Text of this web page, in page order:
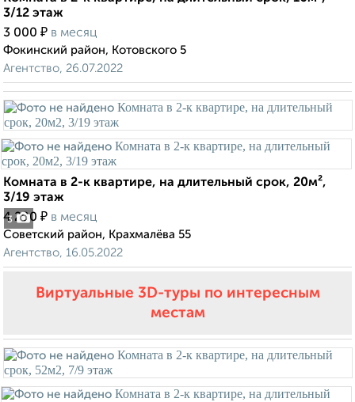
3/12 этаж
3 000 ₽ в месяц
Фокинский район, Котовского 5
Агентство, 26.07.2022
3
Комната в 2-к квартире, на длительный срок, 20м²,
3/19 этаж
4 200 ₽ в месяц
Советский район, Крахмалёва 55
Агентство, 16.05.2022
Виртуальные 3D-туры по интересным
местам